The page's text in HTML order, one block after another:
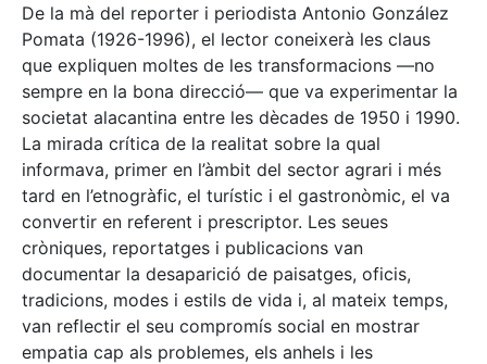
De la mà del reporter i periodista Antonio González
Pomata (1926-1996), el lector coneixerà les claus
que expliquen moltes de les transformacions —no
sempre en la bona direcció— que va experimentar la
societat alacantina entre les dècades de 1950 i 1990.
La mirada crítica de la realitat sobre la qual
informava, primer en l’àmbit del sector agrari i més
tard en l’etnogràfic, el turístic i el gastronòmic, el va
convertir en referent i prescriptor. Les seues
cròniques, reportatges i publicacions van
documentar la desaparició de paisatges, oficis,
tradicions, modes i estils de vida i, al mateix temps,
van reflectir el seu compromís social en mostrar
empatia cap als problemes, els anhels i les